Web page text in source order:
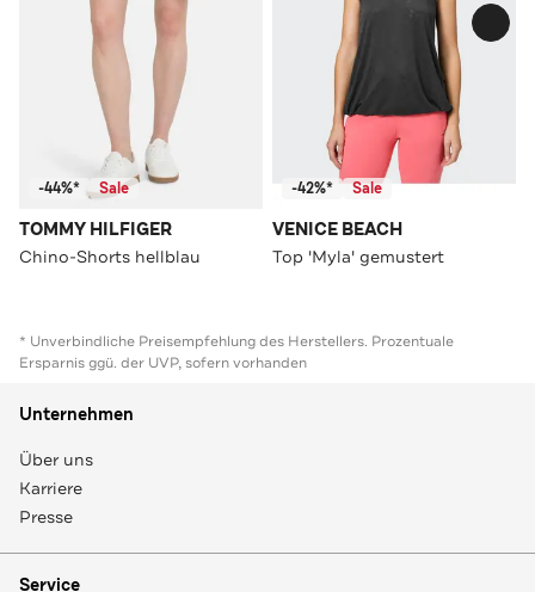
-44%* Sale
TOMMY HILFIGER
Chino-Shorts hellblau
-42%* Sale
VENICE BEACH
Top 'Myla' gemustert
* Unverbindliche Preisempfehlung des Herstellers. Prozentuale
Ersparnis ggü. der UVP, sofern vorhanden
Unternehmen
Über uns
Karriere
Presse
Service